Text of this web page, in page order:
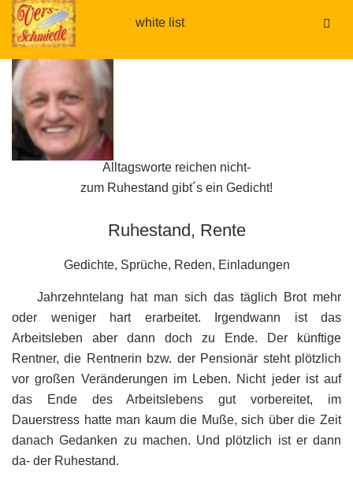
white list
.
.
Alltagsworte reichen nicht-
zum Ruhestand gibt´s ein Gedicht!
Ruhestand, Rente
Gedichte, Sprüche, Reden, Einladungen
Jahrzehntelang hat man sich das täglich Brot mehr
oder weniger hart erarbeitet. Irgendwann ist das
Arbeitsleben aber dann doch zu Ende. Der künftige
Rentner, die Rentnerin bzw. der Pensionär steht plötzlich
vor großen Veränderungen im Leben. Nicht jeder ist auf
das Ende des Arbeitslebens gut vorbereitet, im
Dauerstress hatte man kaum die Muße, sich über die Zeit
danach Gedanken zu machen. Und plötzlich ist er dann
da- der Ruhestand.